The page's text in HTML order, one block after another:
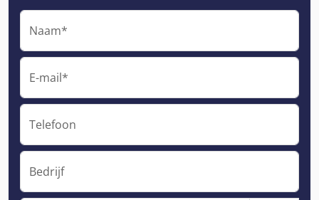
Naam*
E-mail*
Telefoon
Bedrijf